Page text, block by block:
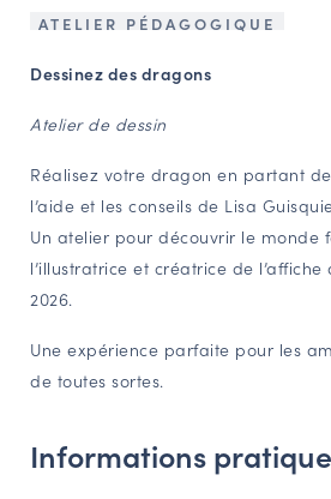
Espace acteurs
NAVIGATION FILTRÉE «
Comité d'Histoire Régionale
Service Inventaire et Patrimoines de la
VOUS ÊTES…
Responsables de structures
ATELIER PÉDAGOGIQUE
Dessinez des dragons
Atelier de dessin
Réalisez votre dragon en partant
l’aide et les conseils de Lisa
Un atelier pour découvrir le monde
l’illustratrice et créatrice de
2026.
Une expérience parfaite pour les
de toutes sortes.
Informations